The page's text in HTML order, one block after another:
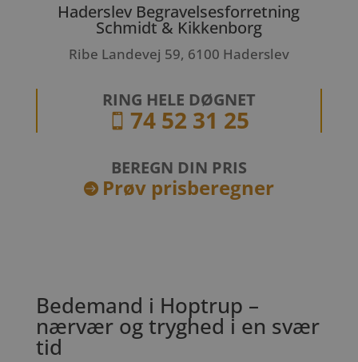
Haderslev Begravelsesforretning
Schmidt & Kikkenborg
Ribe Landevej 59, 6100 Haderslev
RING HELE DØGNET
 74 52 31 25
BEREGN DIN PRIS
 Prøv prisberegner
Bedemand i Hoptrup –
nærvær og tryghed i en svær
tid